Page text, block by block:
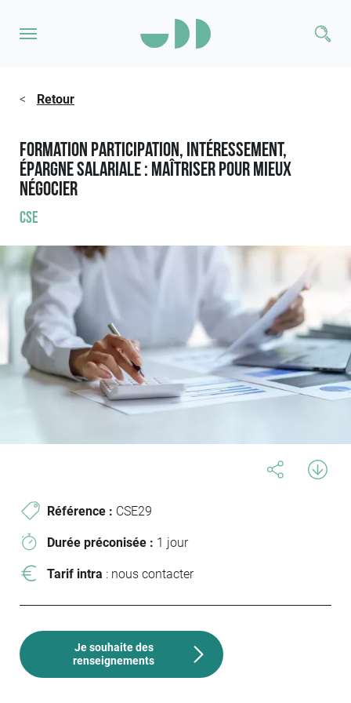
< Retour
Formation Participation, Intéressement,
Épargne salariale : maîtriser pour mieux
négocier
CSE
Référence : CSE29
Durée préconisée : 1 jour
Tarif intra : nous contacter
Je souhaite des
renseignements